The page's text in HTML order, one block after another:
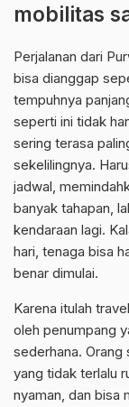
mobilitas
Perjalanan dari
bisa dianggap
tempuhnya
seperti ini tidak
sering terasa
sekelilingnya.
jadwal,
banyak tahapan,
kendaraan lagi.
hari, tenaga bisa
benar dimulai.
Karena itulah
oleh penumpang
sederhana.
yang tidak terlalu
nyaman, dan bisa